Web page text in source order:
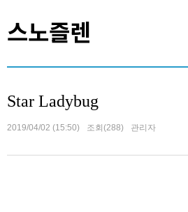
스노즐렌
Star Ladybug
2019/04/02 (15:50) 조회(288) 관리자